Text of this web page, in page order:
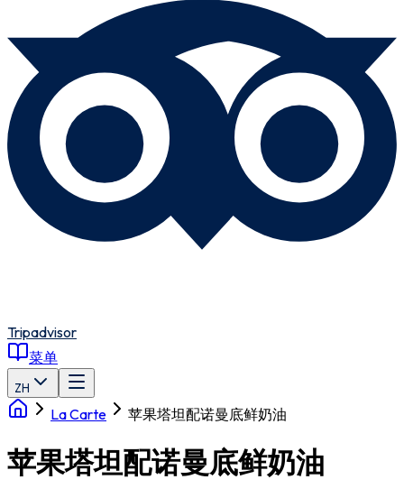
Tripadvisor
菜单
ZH
La Carte 苹果塔坦配诺曼底鲜奶油
苹果塔坦配诺曼底鲜奶油